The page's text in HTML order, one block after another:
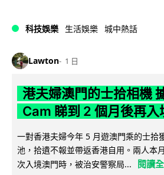
科技娛樂 生活娛樂 城中熱話
Lawton 1 日
港夫婦澳門的士拾相機
Cam 睇到 2 個月後再入
一對香港夫婦今年 5 月遊澳門乘的士拾
池，拾遺不報並帶返香港自用。兩人本
次入境澳門時，被治安警察局...
閱讀